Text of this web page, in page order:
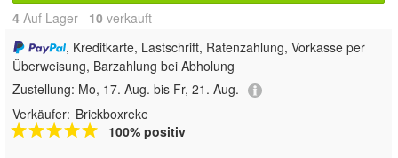
4 Auf Lager 10 verkauft
, Kreditkarte, Lastschrift, Ratenzahlung, Vorkasse per
Überweisung, Barzahlung bei Abholung
Zustellung: Mo, 17. Aug. bis Fr, 21. Aug.
Verkäufer: Brickboxreke
100% positiv